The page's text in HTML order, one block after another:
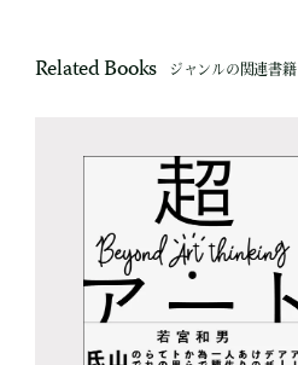
Related Books ジャンルの関連書籍